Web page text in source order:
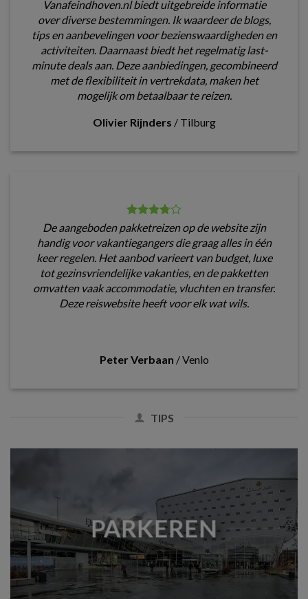
Vanafeindhoven.nl biedt uitgebreide informatie
over diverse bestemmingen. Ik waardeer de blogs,
tips en aanbevelingen voor bezienswaardigheden en
activiteiten. Daarnaast biedt het regelmatig last-
minute deals aan. Deze aanbiedingen, gecombineerd
met de flexibiliteit in vertrekdata, maken het
mogelijk om betaalbaar te reizen.
Olivier Rijnders / Tilburg
De aangeboden pakketreizen op de website zijn
handig voor vakantiegangers die graag alles in één
keer regelen. Het aanbod varieert van budget, luxe
tot gezinsvriendelijke vakanties, en de pakketten
omvatten vaak accommodatie, vluchten en transfer.
Deze reiswebsite heeft voor elk wat wils.
Peter Verbaan /Venlo
TIPS
PARKEREN